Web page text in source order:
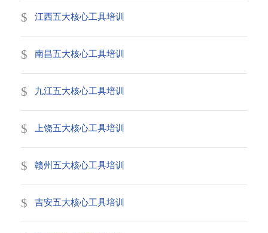
江西五大核心工具培训
南昌五大核心工具培训
九江五大核心工具培训
上饶五大核心工具培训
赣州五大核心工具培训
吉安五大核心工具培训